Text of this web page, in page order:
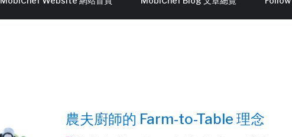
農夫廚師的 Farm-to-Table 理念